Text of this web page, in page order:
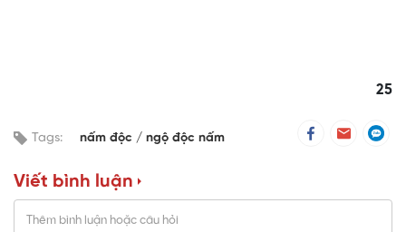
25
Tags: nấm độc ngộ độc nấm
Viết bình luận